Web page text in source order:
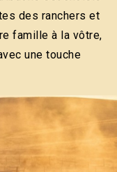
des ranchers et
famille à la vôtre,
une touche